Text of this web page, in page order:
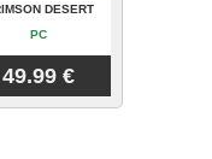
DESERT
PC
49.99 €